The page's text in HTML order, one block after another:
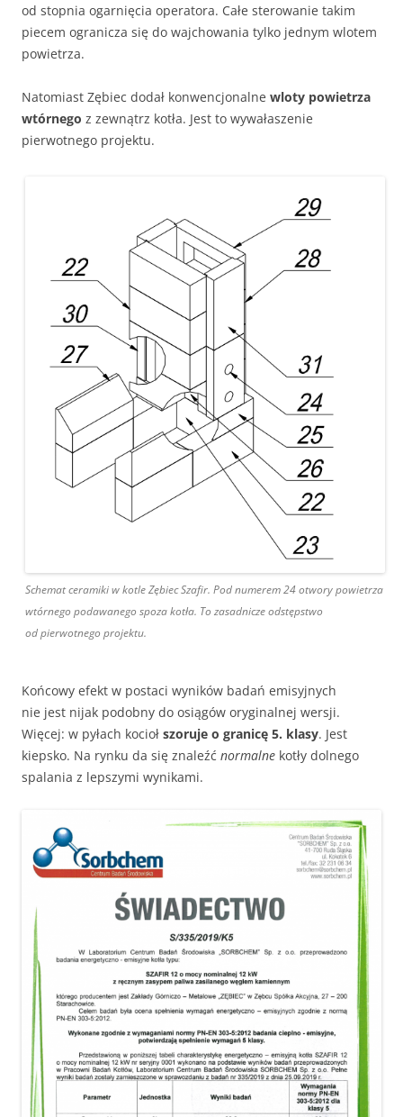
od stopnia ogarnięcia operatora. Całe sterowanie takim
piecem ogranicza się do wajchowania tylko jednym wlotem
powietrza.
Natomiast Zębiec dodał konwencjonalne wloty powietrza
wtórnego z zewnątrz kotła. Jest to wywałaszenie
pierwotnego projektu.
Schemat ceramiki w kotle Zębiec Szafir. Pod numerem 24 otwory powietrza
wtórnego podawanego spoza kotła. To zasadnicze odstępstwo
od pierwotnego projektu.
Końcowy efekt w postaci wyników badań emisyjnych
nie jest nijak podobny do osiągów oryginalnej wersji.
Więcej: w pyłach kocioł szoruje o granicę 5. klasy. Jest
kiepsko. Na rynku da się znaleźć normalne kotły dolnego
spalania z lepszymi wynikami.